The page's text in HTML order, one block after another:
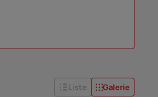
Liste Galerie